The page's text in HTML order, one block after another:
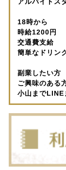
アルバイトス
18時から
時給1200円
交通費支給
簡単なドリン
副業したい方
ご興味のある
小山までLINE